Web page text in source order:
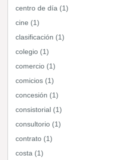
centro de día (1)
cine (1)
clasificación (1)
colegio (1)
comercio (1)
comicios (1)
concesión (1)
consistorial (1)
consultorio (1)
contrato (1)
costa (1)